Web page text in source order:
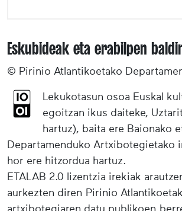
Eskubideak eta erabilpen
© Pirinio Atlantikoetako
Lekukotasun osoa Euskal
egoitzan ikus daiteke,
hartuz), baita ere Baionako
Departamenduko Artxibotegietako
hor ere hitzordua hartuz.
ETALAB 2.0 lizentzia irekiak
aurkezten diren Pirinio
artxibotegiaren datu publikoen